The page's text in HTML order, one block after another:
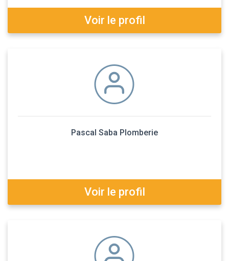
Voir le profil
Pascal Saba Plomberie
Voir le profil